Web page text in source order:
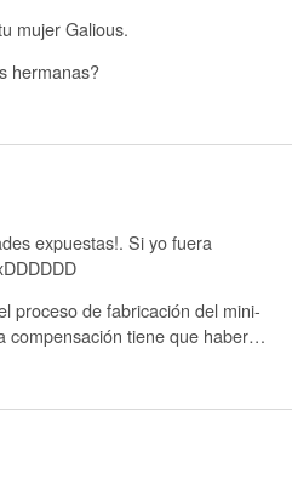
mujer Galious.
hermanas?
expuestas!. Si yo fuera
proceso de fabricación del mini-
compensación tiene que haber…